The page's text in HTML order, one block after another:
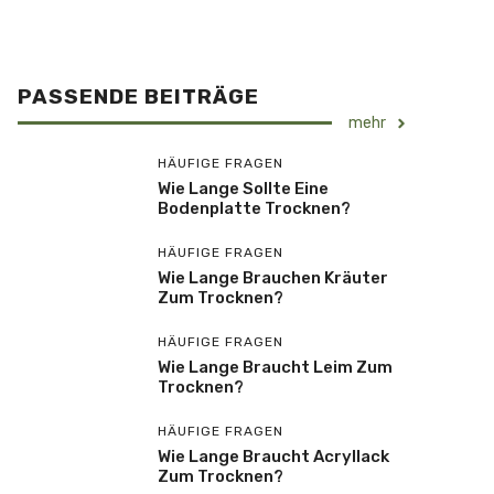
PASSENDE BEITRÄGE
mehr
HÄUFIGE FRAGEN
Wie Lange Sollte Eine
Bodenplatte Trocknen?
HÄUFIGE FRAGEN
Wie Lange Brauchen Kräuter
Zum Trocknen?
HÄUFIGE FRAGEN
Wie Lange Braucht Leim Zum
Trocknen?
HÄUFIGE FRAGEN
Wie Lange Braucht Acryllack
Zum Trocknen?